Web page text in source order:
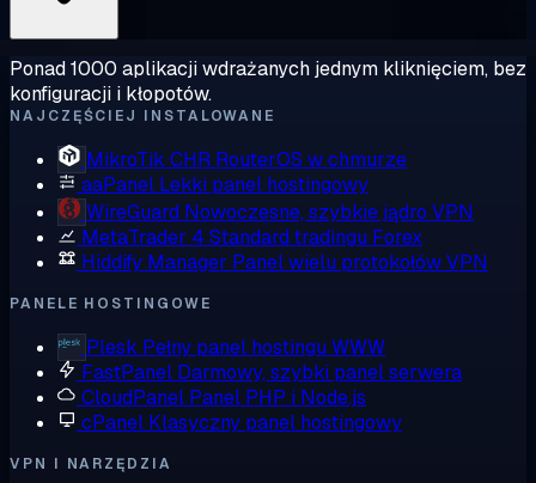
Ponad 1000 aplikacji wdrażanych jednym kliknięciem, bez
konfiguracji i kłopotów.
NAJCZĘŚCIEJ INSTALOWANE
MikroTik CHR RouterOS w chmurze
aaPanel Lekki panel hostingowy
WireGuard Nowoczesne, szybkie jądro VPN
MetaTrader 4 Standard tradingu Forex
Hiddify Manager Panel wielu protokołów VPN
PANELE HOSTINGOWE
Plesk Pełny panel hostingu WWW
FastPanel Darmowy, szybki panel serwera
CloudPanel Panel PHP i Node.js
cPanel Klasyczny panel hostingowy
VPN I NARZĘDZIA